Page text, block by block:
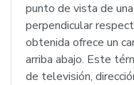
punto de vista de
perpendicular
obtenida ofrece un
arriba abajo. Este
de televisión,